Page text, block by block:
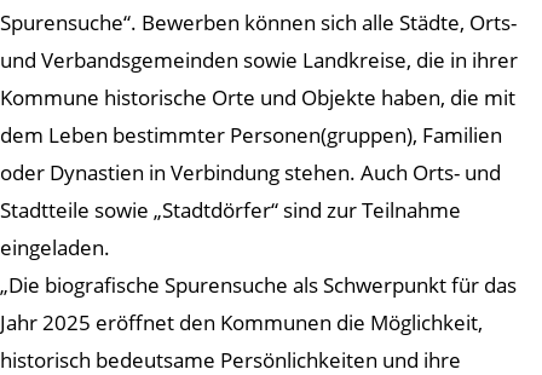
Spurensuche“. Bewerben können sich alle Städte, Orts-
und Verbandsgemeinden sowie Landkreise, die in ihrer
Kommune historische Orte und Objekte haben, die mit
dem Leben bestimmter Personen(gruppen), Familien
oder Dynastien in Verbindung stehen. Auch Orts- und
Stadtteile sowie „Stadtdörfer“ sind zur Teilnahme
eingeladen.
„Die biografische Spurensuche als Schwerpunkt für das
Jahr 2025 eröffnet den Kommunen die Möglichkeit,
historisch bedeutsame Persönlichkeiten und ihre